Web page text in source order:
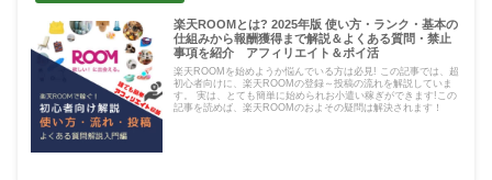
楽天ROOMとは? 2025年版 使い方・ランク・基本の
仕組みから報酬獲得まで解説＆よくある質問・禁止
事項を紹介 アフィリエイト＆ポイ活
楽天ROOMを始めようか悩んでいる方は必見! この記事では、超
初心者向けに、楽天ROOMの登録～投稿の流れを解説していま
す。 実は、とても簡単に始められお小遣い稼ぎができます!この
記事を読めば、楽天ROOMのおよその疑問は解決されます！